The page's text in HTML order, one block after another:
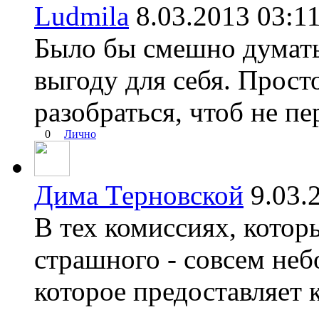
Ludmila 8.03.2013
Было бы смешно
выгоду для себя.
разобраться, чтоб не
0 Лично
Дима Терновской
В тех комиссиях,
страшного - совсем
которое